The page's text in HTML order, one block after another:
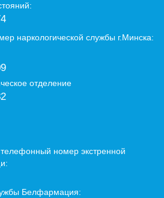
наркологической службы г.Минска:
отделение
номер экстренной
Белфармация: